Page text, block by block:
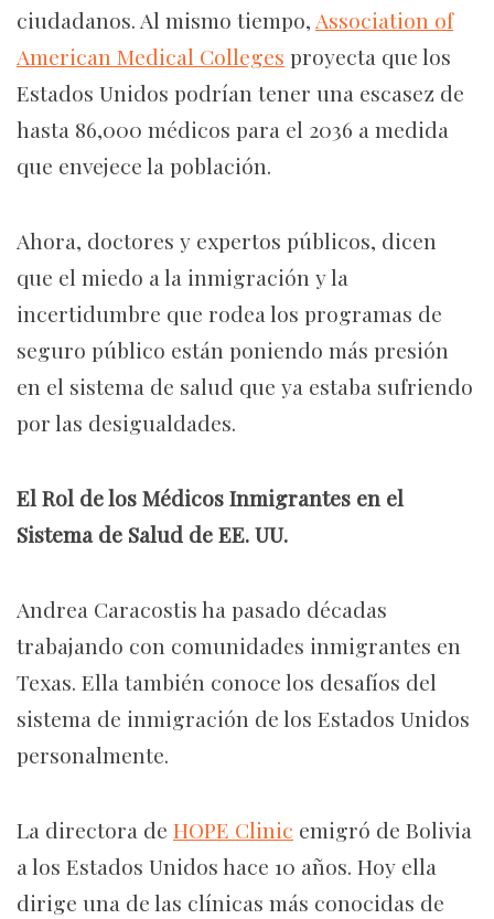
ciudadanos. Al mismo tiempo,Association of
American Medical Colleges proyecta que los
Estados Unidos podrían tener una escasez de
hasta 86,000 médicos para el 2036 a medida
que envejece la población.
Ahora, doctores y expertos públicos, dicen
que el miedo a la inmigración y la
incertidumbre que rodea los programas de
seguro público están poniendo más presión
en el sistema de salud que ya estaba sufriendo
por las desigualdades.
El Rol de los Médicos Inmigrantes en el
Sistema de Salud de EE. UU.
Andrea Caracostis ha pasado décadas
trabajando con comunidades inmigrantes en
Texas. Ella también conoce los desafíos del
sistema de inmigración de los Estados Unidos
personalmente.
La directora de HOPE Clinic emigró de Bolivia
a los Estados Unidos hace 10 años. Hoy ella
dirige una de las clínicas más conocidas de